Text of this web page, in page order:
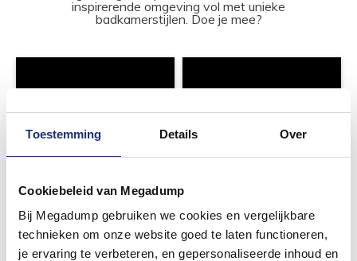
Toestemming Details Over
Cookiebeleid van Megadump
Bij Megadump gebruiken we cookies en vergelijkbare
technieken om onze website goed te laten functioneren,
je ervaring te verbeteren, en gepersonaliseerde inhoud en
inspirerende omgeving vol met unieke
badkamerstijlen. Doe je mee?